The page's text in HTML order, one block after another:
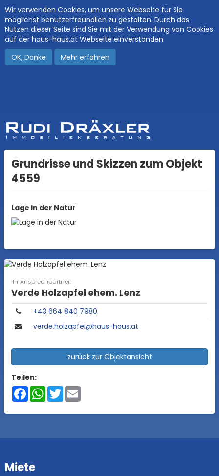
Wir verwenden Cookies, um unsere Webseite für Sie
möglichst benutzerfreundlich zu gestalten. Durch das
Nutzen dieser Seite sind Sie mit der Verwendung von Cookies
auf der haus-haus.at Webseite einverstanden.
OK, Danke
Mehr erfahren
Grundrisse und Skizzen zum Objekt
4559
Lage in der Natur
Ihr Ansprechpartner:
Verde Holzapfel ehem. Lenz
+43 664 840 7980
verde.holzapfel@haus-haus.at
zurück zur Objektansicht
Teilen:
FacebookWhatsApp
Twitter
Miete